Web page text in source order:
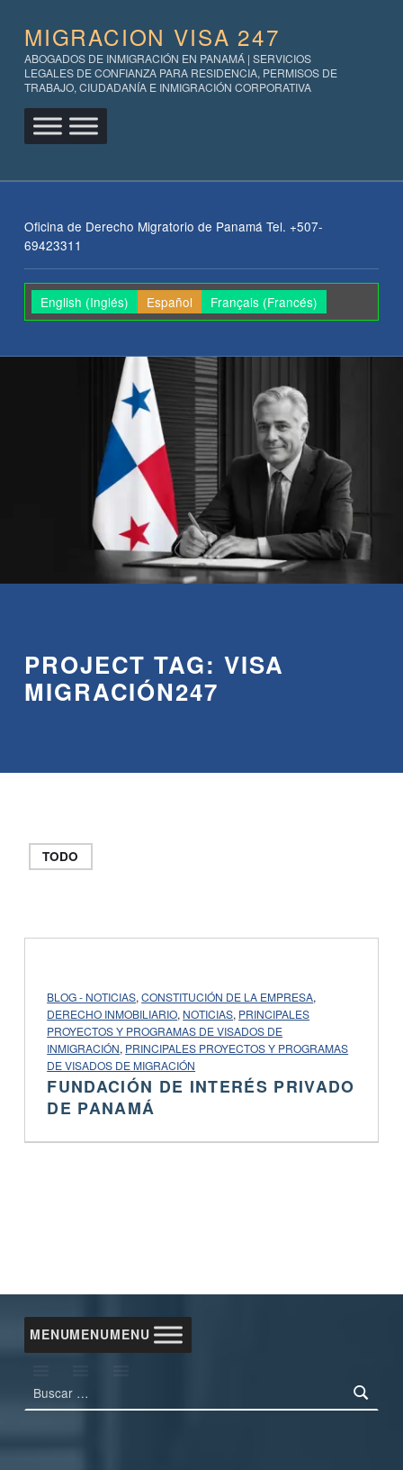
MIGRACION VISA 247
ABOGADOS DE INMIGRACIÓN EN PANAMÁ | SERVICIOS
LEGALES DE CONFIANZA PARA RESIDENCIA, PERMISOS DE
TRABAJO, CIUDADANÍA E INMIGRACIÓN CORPORATIVA
Oficina de Derecho Migratorio de Panamá Tel. +507-
69423311
English (Inglés) Español Français(Francés)
PROJECT TAG:VISA
MIGRACIÓN247
TODO
BLOG - NOTICIAS,CONSTITUCIÓN DE LA EMPRESA,
DERECHO INMOBILIARIO, NOTICIAS, PRINCIPALES
PROYECTOS Y PROGRAMAS DE VISADOS ​​DE
INMIGRACIÓN, PRINCIPALES PROYECTOS Y PROGRAMAS
DE VISADOS ​​DE MIGRACIÓN
FUNDACIÓN DE INTERÉS PRIVADO
DE PANAMÁ
MENUMENUMENU